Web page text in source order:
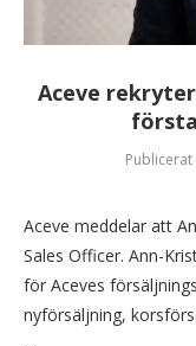
Aceve
Publicerat
Aceve meddelar att
Sales Officer. Ann-
för Aceves
nyförsäljning,